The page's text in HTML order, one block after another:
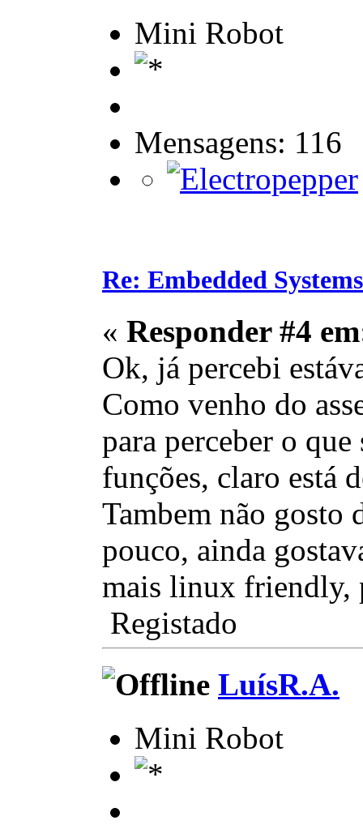
Mini Robot
Mensagens: 116
Re: Embedded
« Responder #4
Ok, já percebi
Como venho do
para perceber o
funções, claro está
Tambem não gosto
pouco, ainda
mais linux friendly,
Registado
LuísR.A.
Mini Robot